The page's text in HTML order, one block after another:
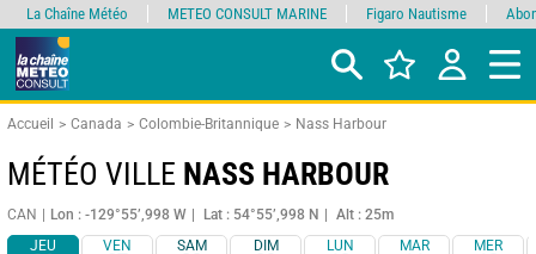
Accueil Canada Colombie-Britannique Nass Harbour
MÉTÉO VILLE NASS HARBOUR
CAN Lon : -129°55’,998 W Lat : 54°55’,998 N
Alt : 25m
JEU
VEN SAM DIM LUN MAR MER
La Chaîne Météo METEO CONSULT MARINE Figaro Nautisme